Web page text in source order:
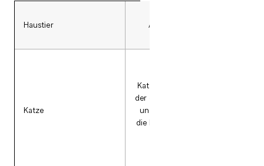
Haustier Art der Versorgung
Katze
Katzen verweilen lieber in
der gewohnten Umgebung
und kommen auch ohne
die Besitzer für eine Weile